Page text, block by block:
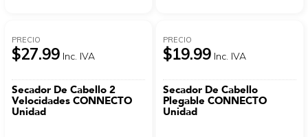
PRECIO
$27.99 Inc. IVA
Secador De Cabello 2
Velocidades CONNECTO
Unidad
PRECIO
$19.99 Inc. IVA
Secador De Cabello
Plegable CONNECTO
Unidad